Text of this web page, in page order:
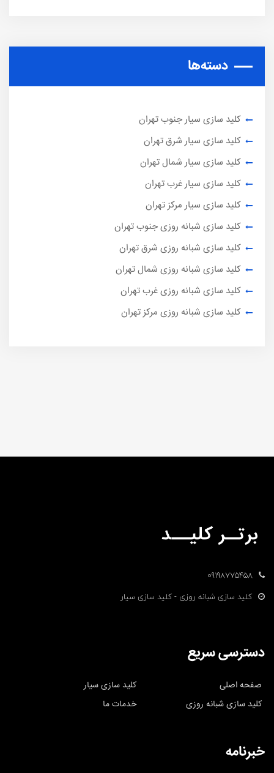
دسته‌ها
کلید سازی سیار جنوب تهران
کلید سازی سیار شرق تهران
کلید سازی سیار شمال تهران
کلید سازی سیار غرب تهران
کلید سازی سیار مرکز تهران
کلید سازی شبانه روزی جنوب تهران
کلید سازی شبانه روزی شرق تهران
کلید سازی شبانه روزی شمال تهران
کلید سازی شبانه روزی غرب تهران
کلید سازی شبانه روزی مرکز تهران
09198775458
کلید سازی شبانه روزی - کلید سازی سیار
دسترسی سریع
صفحه اصلی
کلید سازی سیار
کلید سازی شبانه روزی
خدمات ما
خبرنامه